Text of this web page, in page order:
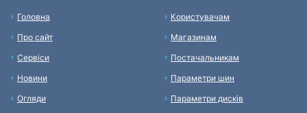
Головна
Про сайт
Сервіси
Новини
Огляди
Користувачам
Магазинам
Постачальникам
Параметри шин
Параметри дисків